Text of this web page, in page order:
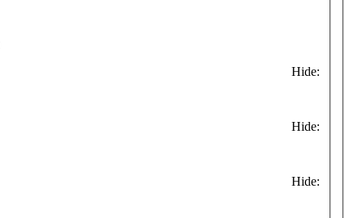
Hide:
Hide:
Hide: